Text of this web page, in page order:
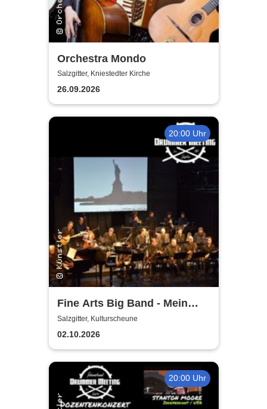
Orchestra Mondo
Salzgitter, Kniestedter Kirche
26.09.2026
20:00 Uhr
Fine Arts Big Band - Mein
amerikanischer Traum - True
Stories
Salzgitter, Kulturscheune
02.10.2026
20:00 Uhr